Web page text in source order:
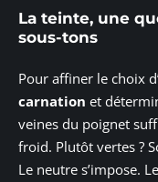
La teinte, une
sous-tons
Pour affiner le choix
carnation et
veines du poignet
froid. Plutôt vertes ?
Le neutre s’impose.